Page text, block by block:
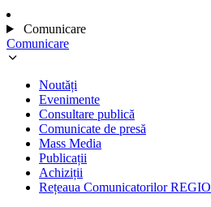
Comunicare
Comunicare
Noutăți
Evenimente
Consultare publică
Comunicate de presă
Mass Media
Publicații
Achiziții
Rețeaua Comunicatorilor REGIO